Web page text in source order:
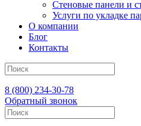
Стеновые панели и
Услуги по укладке
О компании
Блог
Контакты
8 (800) 234-30-78
Обратный звонок